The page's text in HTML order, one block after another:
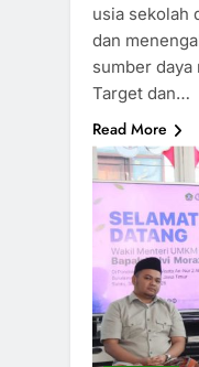
usia sekolah
dan
sumber daya
Target dan…
Read More